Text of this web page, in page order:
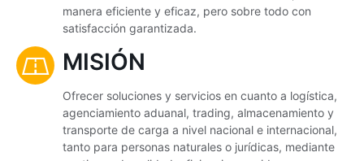
manera eficiente y eficaz, pero sobre todo con
satisfacción garantizada.
MISIÓN
Ofrecer soluciones y servicios en cuanto a logística,
agenciamiento aduanal, trading, almacenamiento y
transporte de carga a nivel nacional e internacional,
tanto para personas naturales o jurídicas, mediante